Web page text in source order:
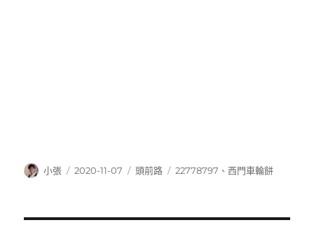
作
小張
發
2020-11-07
分
頭前路
標
22778797 、西門車輪餅